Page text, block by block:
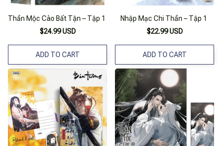
Thần Mộc Cào Bất Tận – Tập 1
$24.99 USD
ADD TO CART
Nhập Mạc Chi Thần – Tập 1
$22.99 USD
ADD TO CART